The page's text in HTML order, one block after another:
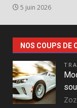
5 juin 2026
NOS COUPS DE